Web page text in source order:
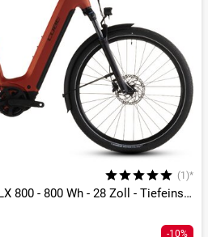
(1)*
Touring Hybrid Comfort SLX 800 - 800 Wh - 28 Zoll - Tiefeinsteiger - 2026
-10%